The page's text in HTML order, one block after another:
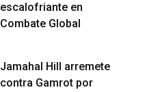
escalofriante en
Combate Global
Jamahal Hill arremete
contra Gamrot por